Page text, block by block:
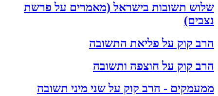
שלוש תשובות בישראל (מאמרים על פרשת
נצבים)
הרב קוק על פליאת התשובה
הרב קוק על חוצפה ותשובה
ממעמקים - הרב קוק על שני מיני תשובה